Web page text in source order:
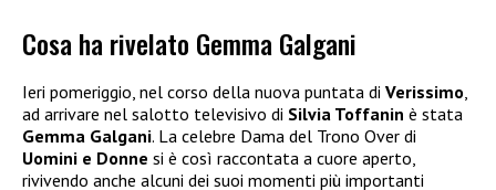
Cosa ha rivelato Gemma Galgani
Ieri pomeriggio, nel corso della nuova puntata di Verissimo,
ad arrivare nel salotto televisivo di Silvia Toffanin è stata
Gemma Galgani. La celebre Dama del Trono Over di
Uomini e Donne si è così raccontata a cuore aperto,
rivivendo anche alcuni dei suoi momenti più importanti